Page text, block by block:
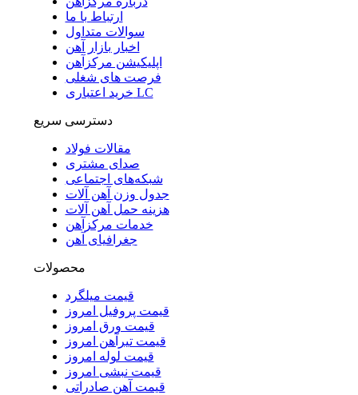
ارتباط با ما
سوالات متداول
اخبار بازار آهن
اپلیکیشن مرکزآهن
فرصت های شغلی
خرید اعتباری LC
دسترسی سریع
مقالات فولاد
صدای مشتری
شبکه‌های اجتماعی
جدول وزن آهن آلات
هزینه حمل آهن آلات
خدمات مرکزآهن
جغرافیای آهن
محصولات
قیمت میلگرد
قیمت پروفیل امروز
قیمت ورق امروز
قیمت تیرآهن امروز
قیمت لوله امروز
قیمت نبشی امروز
قیمت آهن صادراتی